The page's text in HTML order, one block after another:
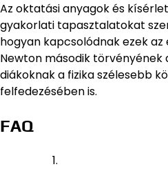
Az oktatási anyagok és
gyakorlati tapasztalatokat
hogyan kapcsolódnak ezek az
Newton második
diákoknak a fizika szélesebb
felfedezésében is.
FAQ